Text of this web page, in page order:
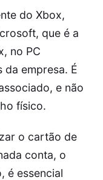
do Xbox,
que é a
no PC
empresa. É
e não
físico.
o cartão de
conta, o
é essencial